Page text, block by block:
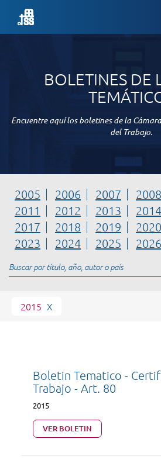
BOLETINES DE
Encuentre aquí los boletines de la
del Trabajo.
2005 2006 2007 2008
2011
2012 2013 2014
2017
2018 2019 2020
2023
2024 2025 2026
2015 X
Boletin Tematico -
Trabajo - Art. 80
2015
VER BOLETIN